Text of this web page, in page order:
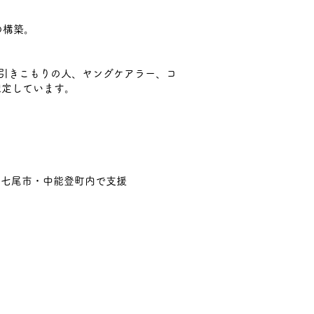
築。
きこもりの人、ヤングケアラー、コ
しています。
尾市・中能登町内で支援